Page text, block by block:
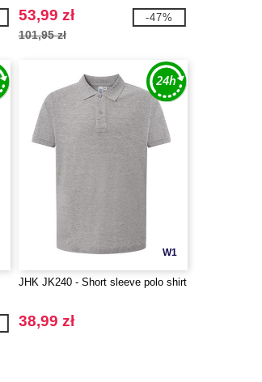
53,99 zł
101,95 zł
-47%
W1
JHK JK240 - Short sleeve polo shirt
38,99 zł